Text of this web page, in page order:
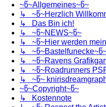
~წ~Allgemeines~წ~
↳ ~წ~Herzlich
↳ Das Bin ich!
↳ ~წ~NEWS~წ~
↳ ~წ~Hier werden
↳
↳ ~წ~Ravens
↳ ~წ~Roadrunners
↳ ~წ~
~წ~Copyright~წ~
↳ Kostennote